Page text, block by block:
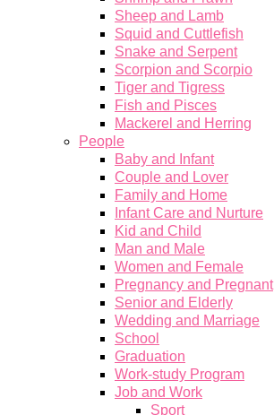
Sheep and Lamb
Squid and Cuttlefish
Snake and Serpent
Scorpion and Scorpio
Tiger and Tigress
Fish and Pisces
Mackerel and Herring
People
Baby and Infant
Couple and Lover
Family and Home
Infant Care and Nurture
Kid and Child
Man and Male
Women and Female
Pregnancy and Pregnant
Senior and Elderly
Wedding and Marriage
School
Graduation
Work-study Program
Job and Work
Sport